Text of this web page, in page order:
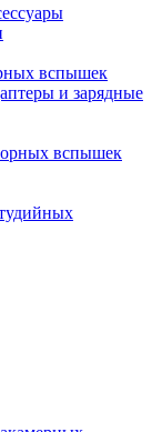
вспышек
и зарядные
вспышек